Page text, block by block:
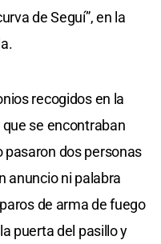
de Seguí”, en la
recogidos en la
se encontraban
pasaron dos personas
anuncio ni palabra
de arma de fuego
puerta del pasillo y